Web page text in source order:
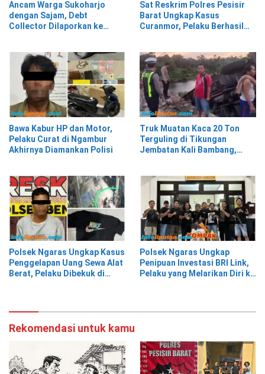
Ancam Warga Sukoharjo
dengan Sajam, Debt
Collector Dilaporkan ke
Sat Reskrim Polres Pesisir
Barat Ungkap Kasus
Curanmor, Pelaku Berhasil
Bawa Kabur HP dan Motor,
Pelaku Curat di Ngambur
Akhirnya Diamankan Polisi
Truk Muatan Kaca 20 Ton
Terguling di Tikungan
Jembatan Kali Bambang,
Polsek Ngaras Ungkap Kasus
Penggelapan Uang Sewa Alat
Berat, Pelaku Dibekuk di
Polsek Ngaras Ungkap
Penipuan Investasi BRI Link,
Pelaku yang Melarikan Diri ke
Rekomendasi untuk kamu